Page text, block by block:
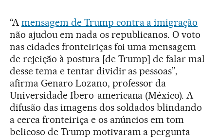
“Amensagem de Trump contra a imigração
não ajudou em nada os republicanos. O voto
nas cidades fronteiriças foi uma mensagem
de rejeição à postura [de Trump] de falar mal
desse tema e tentar dividir as pessoas”,
afirma Genaro Lozano, professor da
Universidade Ibero-americana (México). A
difusão das imagens dos soldados blindando
a cerca fronteiriça e os anúncios em tom
belicoso de Trump motivaram a pergunta